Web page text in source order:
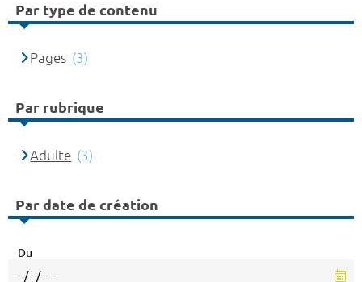
Par type de contenu
Pages (3)
Par rubrique
Adulte (3)
Par date de création
Du